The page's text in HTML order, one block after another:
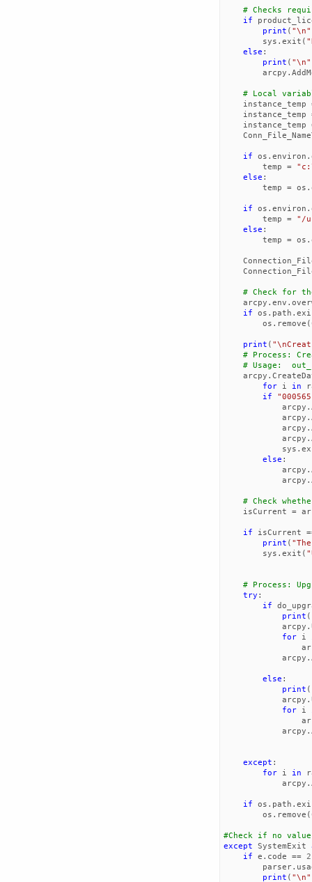
# Checks
if
print ( "\n"
sys . exit (
else :
print ( "\n"
arcpy .
# Local
instance_temp
instance_temp
instance_temp
if os . environ .
temp
= "c:
else :
temp
= os .
if os . environ .
temp
=
"/
else :
temp
= os .
# Check for
arcpy . env .
if
os . path .
os . remove (
print ( "\n
# Process:
# Usage:
arcpy .
for
i in
if
arcpy .
arcpy .
arcpy .
arcpy .
sys .
else :
arcpy .
arcpy .
# Check
isCurrent
=
if isCurrent
print (
sys . exit (
# Process:
try :
if
print (
arcpy .
for
i
arcpy .
else :
print (
arcpy .
for
i
arcpy .
except :
for
i in
arcpy .
if os . path .
os . remove (
except SystemExit
if
e . code == 2
parser.
print ( "\n"